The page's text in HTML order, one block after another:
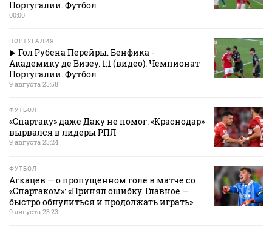
Португалии. Футбол
00:00
ПОРТУГАЛИЯ
Гол Рубена Перейры. Бенфика -
Академику де Визеу. 1:1 (видео). Чемпионат
Португалии. Футбол
9 августа 23:58
ФУТБОЛ
«Спартаку» даже Даку не помог. «Краснодар»
вырвался в лидеры РПЛ
9 августа 23:24
ФУТБОЛ
Агкацев — о пропущенном голе в матче со
«Спартаком»: «Принял ошибку. Главное —
быстро обнулиться и продолжать играть»
9 августа 23:23